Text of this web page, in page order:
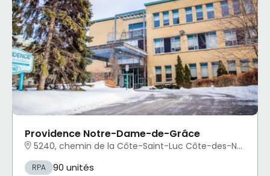
Providence Notre-Dame-de-Grâce
5240, chemin de la Côte-Saint-Luc Côte-des-Neiges - Notre-Dame-de-Grâce, Montréal, QC
RPA 90 unités